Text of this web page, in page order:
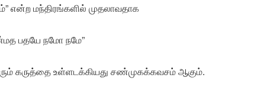
என்ற மந்திரங்களில் முதலாவதாக
பதயே நமோ நமே”
கருத்தை உள்ளடக்கியது சண்முகக்கவசம் ஆகும்.